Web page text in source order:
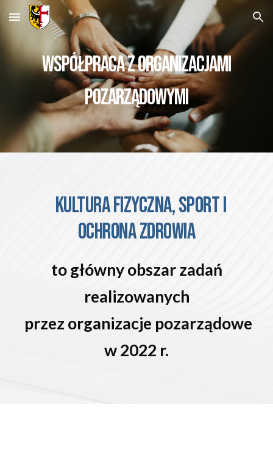
Skip to main content Skip to navigation
WSPÓŁPRACA Z organizacjami
pozarządowymi
kultura fizyczna, sport i
ochrona zdrowia
to główny obszar zadań
realizowanych
przez organizacje pozarządowe
w 2022 r.